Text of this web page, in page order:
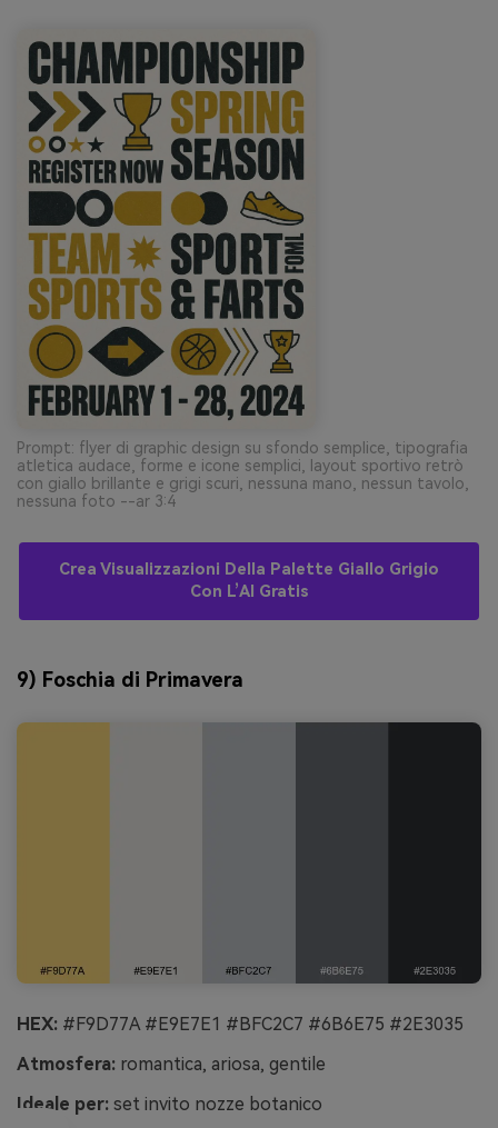
Prompt: flyer di graphic design su sfondo semplice, tipografia
atletica audace, forme e icone semplici, layout sportivo retrò
con giallo brillante e grigi scuri, nessuna mano, nessun tavolo,
nessuna foto --ar 3:4
Crea Visualizzazioni Della Palette Giallo Grigio
Con L’AI Gratis
9) Foschia di Primavera
HEX: #F9D77A #E9E7E1 #BFC2C7 #6B6E75 #2E3035
Atmosfera: romantica, ariosa, gentile
Ideale per: set invito nozze botanico